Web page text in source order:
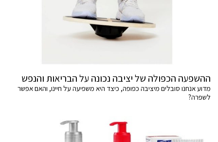
ההשפעה הכפולה של יציבה נכונה על הבריאות והנפש
מדוע אנחנו סובלים מיציבה כפופה, כיצד היא משפיעה על חיינו, והאם אפשר
לשפרה?